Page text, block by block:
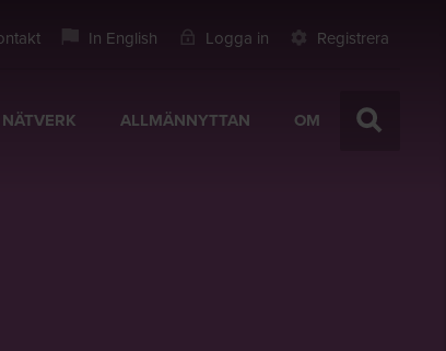
In English Logga in Registrera
NÄTVERK ALLMÄNNYTTAN OM